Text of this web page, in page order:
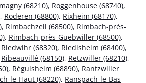
(68210), Roggenhouse (68740),
, Roderen (68800), Rixheim (68170),
, Rimbachzell (68500), Rimbach-près-
, Rimbach-près-Guebwiller (68500),
Riedwihr (68320), Riedisheim (68400),
Ribeauvillé (68150), Retzwiller (68210),
, Réguisheim (68890), Rantzwiller
le-Haut (68220), Ranspach-le-Bas